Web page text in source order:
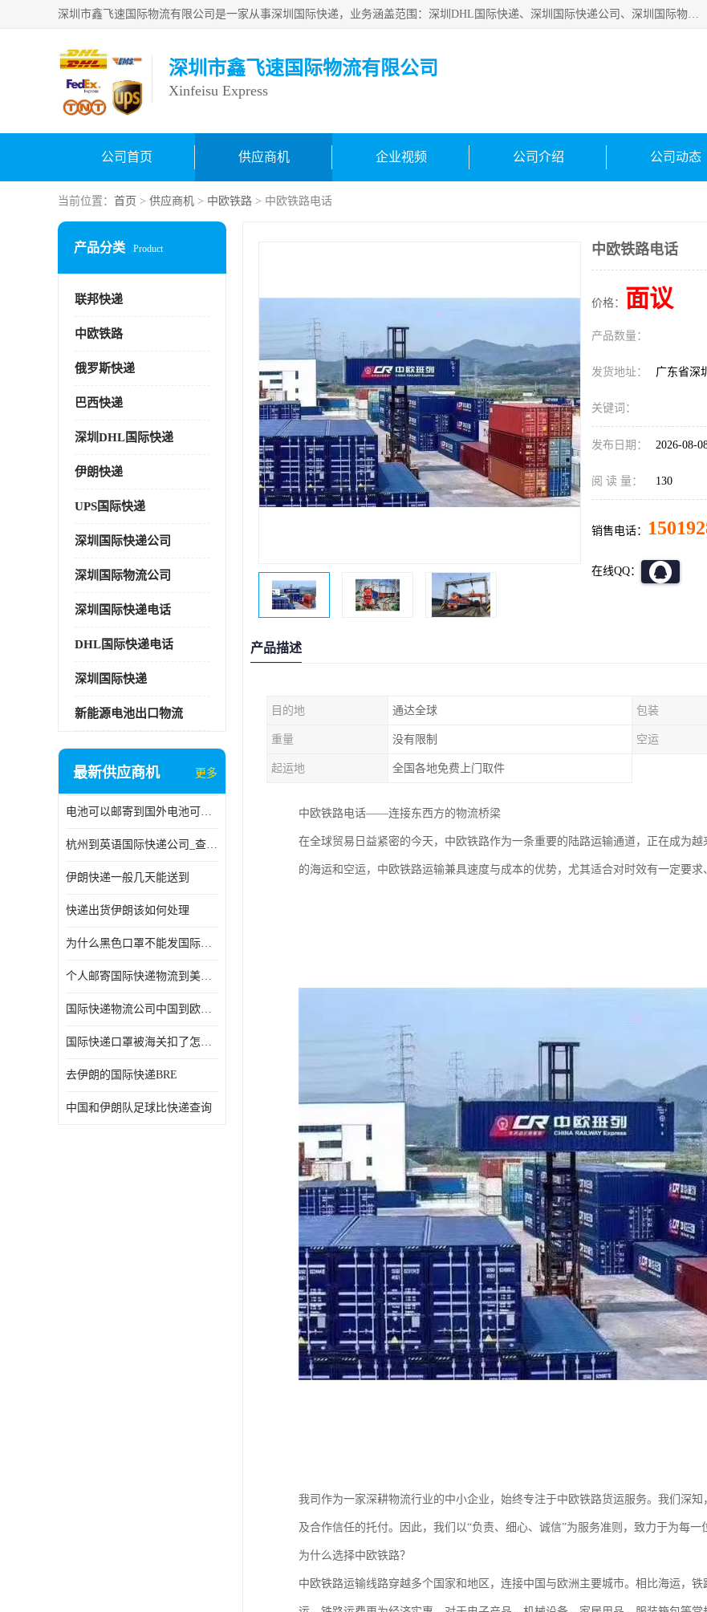
深圳市鑫飞速国际物流有限公司是一家从事深圳国际快递，业务涵盖范围：深圳DHL国际快递、深圳国际快递公司、深圳国际物流公司、深圳国际快递、深圳DHL国际快递电话可拨打全国服务热线：15019287411。欢迎各位亲来人来电到我司洽谈合作。
深圳市鑫飞速国际物流有限公司
Xinfeisu Express
公司首页 供应商机 企业视频 公司介绍 公司动态
当前位置： 首页 > 供应商机 > 中欧铁路 > 中欧铁路电话
产品分类 Product
联邦快递
中欧铁路
俄罗斯快递
巴西快递
深圳DHL国际快递
伊朗快递
UPS国际快递
深圳国际快递公司
深圳国际物流公司
深圳国际快递电话
DHL国际快递电话
深圳国际快递
新能源电池出口物流
最新供应商机 更多
电池可以邮寄到国外电池可以发国际物流手机电池可以邮寄到国外
杭州到英语国际快递公司_查国际快递
伊朗快递一般几天能送到
快递出货伊朗该如何处理
为什么黑色口罩不能发国际快递 国际寄口罩快递需要填写信息
个人邮寄国际快递物流到美加墨西哥英国比利时荷兰波兰意大利
国际快递物流公司中国到欧洲英国法国德国能寄铁路空运海运
国际快递口罩被海关扣了怎么办
去伊朗的国际快递BRE
中国和伊朗队足球比快递查询
中欧铁路电话
价格： 面议
产品数量：
发货地址： 广东省深
关键词：
发布日期： 2026-08-
阅 读 量： 130
销售电话：
在线QQ：
产品描述
目的地 通达全球 包装
重量 没有限制 空运
起运地 全国各地免费上门取件
中欧铁路电话——连接东西方的物流桥梁
在全球贸易日益紧密的今天，中欧铁路作为一条重要的陆路运输通道，正在成为
的海运和空运，中欧铁路运输兼具速度与成本的优势，尤其适合对时效有一定要求
我司作为一家深耕物流行业的中小企业，始终专注于中欧铁路货运服务。我们深
及合作信任的托付。因此，我们以“负责、细心、诚信”为服务准则，致力于为每一
为什么选择中欧铁路？
中欧铁路运输线路穿越多个国家和地区，连接中国与欧洲主要城市。相比海运，